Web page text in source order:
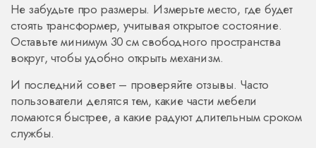
Не забудьте про размеры. Измерьте место, где будет
стоять трансформер, учитывая открытое состояние.
Оставьте минимум 30 см свободного пространства
вокруг, чтобы удобно открыть механизм.
И последний совет – проверяйте отзывы. Часто
пользователи делятся тем, какие части мебели
ломаются быстрее, а какие радуют длительным сроком
службы.